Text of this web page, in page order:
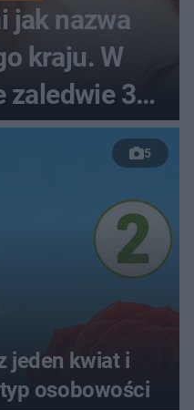
jak nazwa
kraju. W
zaledwie 3
5
jeden kwiat i
osobowości